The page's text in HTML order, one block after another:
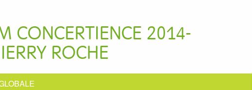
CONCERTIENCE 2014-
ROCHE